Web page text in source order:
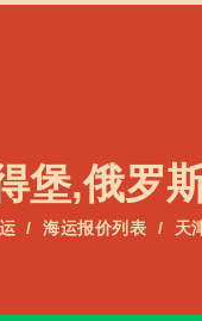
堡,俄罗
海运报价列表 天